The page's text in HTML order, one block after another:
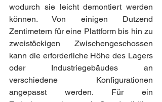
wodurch sie leicht demontiert werden
können. Von einigen Dutzend
Zentimetern für eine Plattform bis hin zu
zweistöckigen Zwischengeschossen
kann die erforderliche Höhe des Lagers
oder Industriegebäudes an
verschiedene Konfigurationen
angepasst werden. Für ein